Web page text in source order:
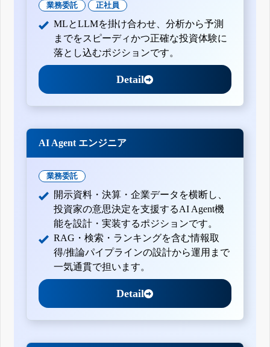
業務委託 正社員
MLとLLMを掛け合わせ、分析から予測
までをスピーディかつ正確な投資体験に
落とし込むポジションです。
Detail
AI Agent エンジニア
業務委託
開示資料・決算・企業データを横断し、
投資家の意思決定を支援するAI Agent機
能を設計・実装するポジションです。
RAG・検索・ランキングを含む情報取
得/推論パイプラインの設計から運用まで
一気通貫で担います。
Detail